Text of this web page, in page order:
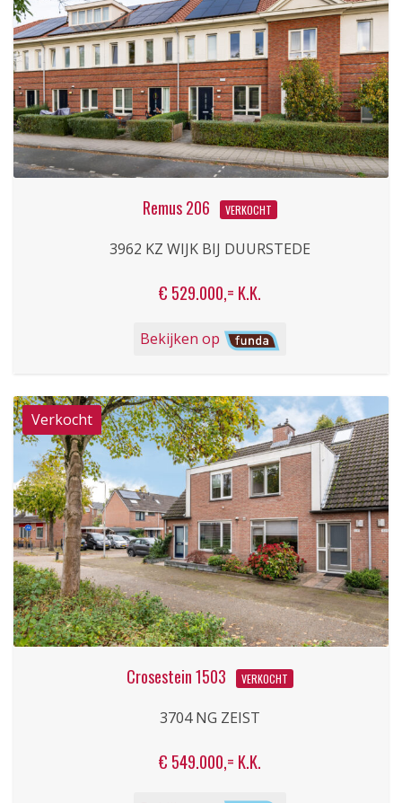
Remus 206 VERKOCHT
3962 KZ WIJK BIJ DUURSTEDE
€ 529.000,= K.K.
Bekijken op
Crosestein 1503 VERKOCHT
3704 NG ZEIST
€ 549.000,= K.K.